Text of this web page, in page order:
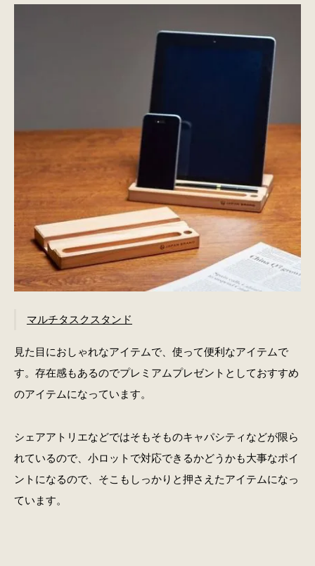
マルチタスクスタンド
見た目におしゃれなアイテムで、使って便利なアイテムで
す。存在感もあるのでプレミアムプレゼントとしておすすめ
のアイテムになっています。
シェアアトリエなどではそもそものキャパシティなどが限ら
れているので、小ロットで対応できるかどうかも大事なポイ
ントになるので、そこもしっかりと押さえたアイテムになっ
ています。